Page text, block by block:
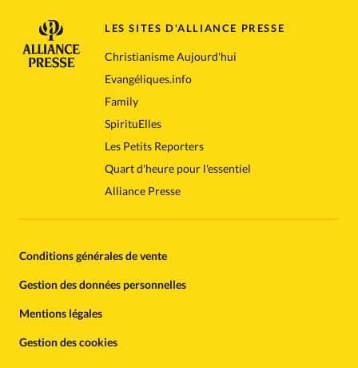
LES SITES D'ALLIANCE PRESSE
Christianisme Aujourd'hui
Evangéliques.info
Family
SpirituElles
Les Petits Reporters
Quart d'heure pour l'essentiel
Alliance Presse
Conditions générales de vente
Gestion des données personnelles
Mentions légales
Gestion des cookies